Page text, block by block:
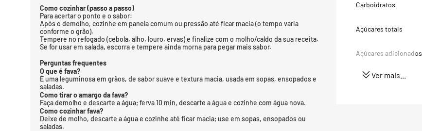
Como cozinhar (passo a passo)
Para acertar o ponto e o sabor:
Após o demolho, cozinhe em panela comum ou pressão até ficar macia (o tempo varia
conforme o grão).
Tempere no refogado (cebola, alho, louro, ervas) e finalize com o molho/caldo da sua receita.
Se for usar em salada, escorra e tempere ainda morna para pegar mais sabor.
Perguntas frequentes
O que é fava?
É uma leguminosa em grãos, de sabor suave e textura macia, usada em sopas, ensopados e
saladas.
Como tirar o amargo da fava?
Faça demolho e descarte a água; ferva 10 min, descarte a água e cozinhe com água nova.
Como cozinhar fava?
Deixe de molho, descarte a água e cozinhe até ficar macia; use em sopas, ensopados ou
saladas.
Carboidratos
Açúcares totais
Açúcares adicionados
ProteínasVer mais...